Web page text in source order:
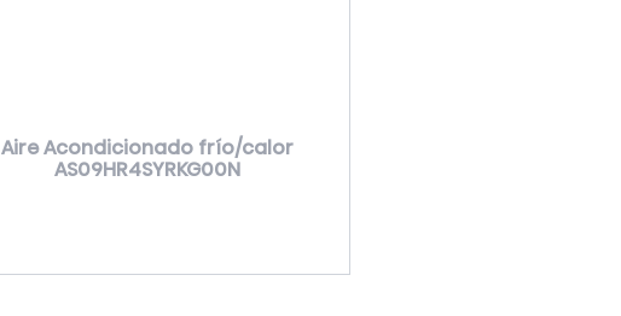
Aire Acondicionado frío/calor
AS09HR4SYRKG00N